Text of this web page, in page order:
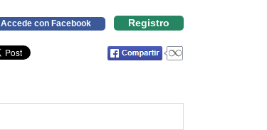
Accede con Facebook Registro